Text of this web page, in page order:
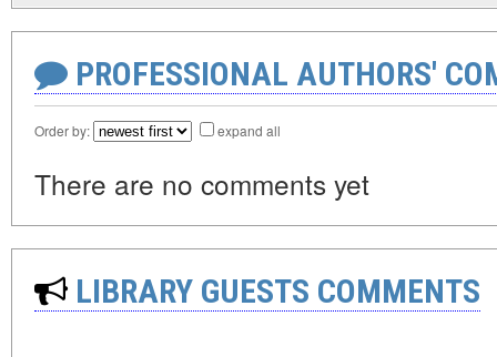
PROFESSIONAL AUTHORS'
Order by: expand all
There are no comments yet
LIBRARY GUESTS COMMENTS